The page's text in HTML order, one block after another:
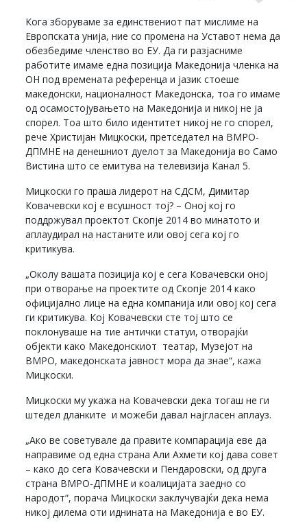
Кога зборуваме за единствениот пат мислиме на
Европската унија, ние со промена на Уставот нема да
обезбедиме членство во ЕУ. Да ги разјасниме
работите имаме една позиција Македонија членка на
ОН под времената референца и јазик стоеше
македонски, националност Македонска, тоа го имаме
од осамостојувањето на Македонија и никој не ја
спорел. Тоа што било идентитет никој не го спорел,
рече Христијан Мицкоски, претседател на ВМРО-
ДПМНЕ на денешниот дуелот за Македонија во Само
Вистина што се емитува на телевизија Канал 5.
Мицкоски го праша лидерот на СДСМ, Димитар
Ковачевски кој е всушност тој? – Оној кој го
поддржувал проектот Скопје 2014 во минатото и
аплаудирал на настаните или овој сега кој го
критикува.
„Околу вашата позиција кој е сега Ковачевски оној
при отворање на проектите од Скопје 2014 како
официјално лице на една компанија или овој кој сега
ги критикува. Кој Ковачевски сте тој што се
поклонуваше на тие антички статуи, отворајќи
објекти како Македонскиот театар, Музејот на
ВМРО, македонската јавност мора да знае“, кажа
Мицкоски.
Мицкоски му укажа на Ковачевски дека тогаш не ги
штедел дланките и можеби давал најгласен аплауз.
„Ако ве советувале да правите компарација еве да
направиме од една страна Aли Ахмети кој дава совет
– како до сега Ковачевски и Пендаровски, од друга
страна ВМРО-ДПМНЕ и коалицијата заедно со
народот“, порача Мицкоски заклучувајќи дека нема
никој дилема оти иднината на Македонија е во ЕУ.